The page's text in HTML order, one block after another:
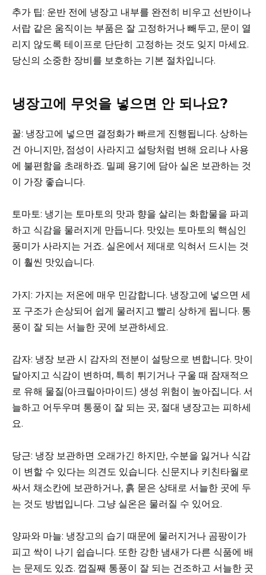
추가 팁: 운반 전에 냉장고 내부를 완전히 비우고 선반이나
서랍 같은 움직이는 부품은 잘 고정하거나 빼두고, 문이 열
리지 않도록 테이프로 단단히 고정하는 것도 잊지 마세요.
당신의 소중한 장비를 보호하는 기본 절차입니다.
냉장고에 무엇을 넣으면 안 되나요?
꿀: 냉장고에 넣으면 결정화가 빠르게 진행됩니다. 상하는
건 아니지만, 점성이 사라지고 설탕처럼 변해 요리나 사용
에 불편함을 초래하죠. 밀폐 용기에 담아 실온 보관하는 것
이 가장 좋습니다.
토마토: 냉기는 토마토의 맛과 향을 살리는 화합물을 파괴
하고 식감을 물러지게 만듭니다. 맛있는 토마토의 핵심인
풍미가 사라지는 거죠. 실온에서 제대로 익혀서 드시는 것
이 훨씬 맛있습니다.
가지: 가지는 저온에 매우 민감합니다. 냉장고에 넣으면 세
포 구조가 손상되어 쉽게 물러지고 빨리 상하게 됩니다. 통
풍이 잘 되는 서늘한 곳에 보관하세요.
감자: 냉장 보관 시 감자의 전분이 설탕으로 변합니다. 맛이
달아지고 식감이 변하며, 특히 튀기거나 구울 때 잠재적으
로 유해 물질(아크릴아마이드) 생성 위험이 높아집니다. 서
늘하고 어두우며 통풍이 잘 되는 곳, 절대 냉장고는 피하세
요.
당근: 냉장 보관하면 오래가긴 하지만, 수분을 잃거나 식감
이 변할 수 있다는 의견도 있습니다. 신문지나 키친타월로
싸서 채소칸에 보관하거나, 흙 묻은 상태로 서늘한 곳에 두
는 것도 방법입니다. 그냥 실온은 물러질 수 있어요.
양파와 마늘: 냉장고의 습기 때문에 물러지거나 곰팡이가
피고 싹이 나기 쉽습니다. 또한 강한 냄새가 다른 식품에 배
는 문제도 있죠. 껍질째 통풍이 잘 되는 건조하고 서늘한 곳